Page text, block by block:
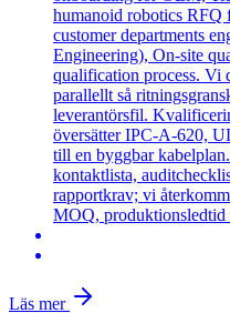
humanoid robotics
customer departments
Engineering), On-site
qualification process. Vi
parallellt så
leverantörsfil.
översätter IPC-A-620,
till en byggbar
kontaktlista,
rapportkrav; vi
MOQ, produktionsledtid
Läs mer